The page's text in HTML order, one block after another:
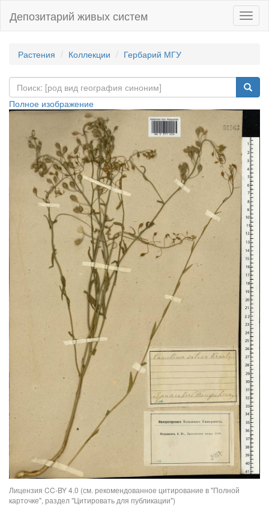
Депозитарий живых систем
Растения Коллекции Гербарий МГУ
Полное изображение
Лицензия CC-BY 4.0 (см. рекомендованное цитирование в "Полной
карточке", раздел "Цитировать для публикации")